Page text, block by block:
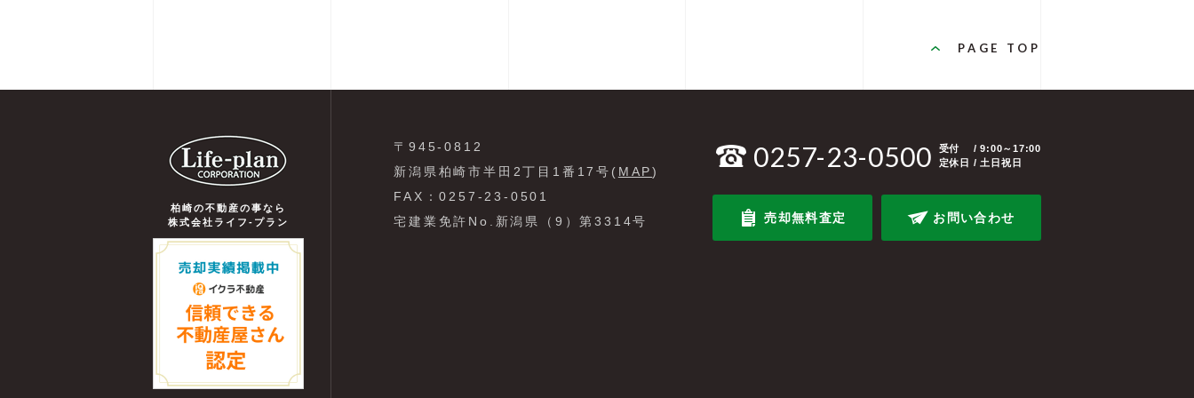
PAGE TOP
柏崎の不動産の事なら
株式会社ライフ-プラン
〒945-0812
新潟県柏崎市半田2丁目1番17号( MAP)
FAX：0257-23-0501
宅建業免許No.新潟県（9）第3314号
0257-23-0500 受付
/ 9:00～17:00
定休日 / 土日祝日
売却無料査定 お問い合わせ